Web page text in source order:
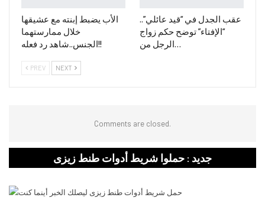
الأب يضبط إبنته مع عشيقها
خلال ممارستهما
الجنس..شاهد رد فعله!!
عقب الجدل في “قيد عائلي”..
“الإفتاء” توضح حكم زواج
الرجل من…
PREV NEXT
Comments are closed.
جديد : حملوا شريط أدوات طنط زيزى